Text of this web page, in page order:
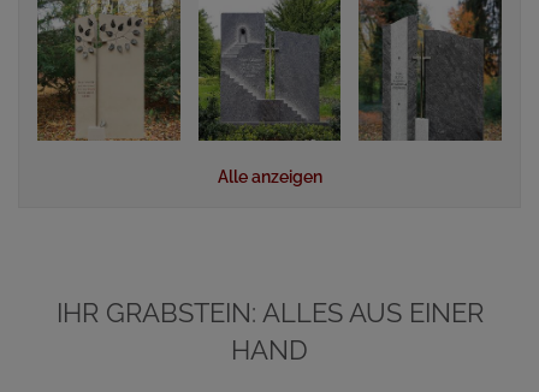
Alle anzeigen
IHR GRABSTEIN: ALLES AUS EINER
HAND